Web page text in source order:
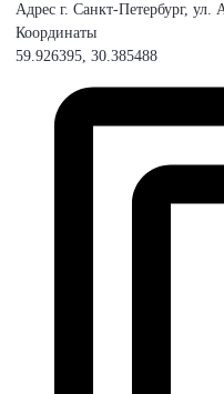
Адрес г. Санкт-Петербург, ул.
Координаты
59.926395, 30.385488